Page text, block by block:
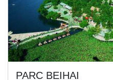
PARC BEIHAI